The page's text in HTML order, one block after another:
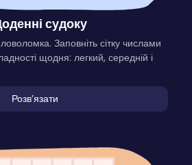
судоку
Заповніть сітку числами
щодня: легкий, середній і
Розвʼязати